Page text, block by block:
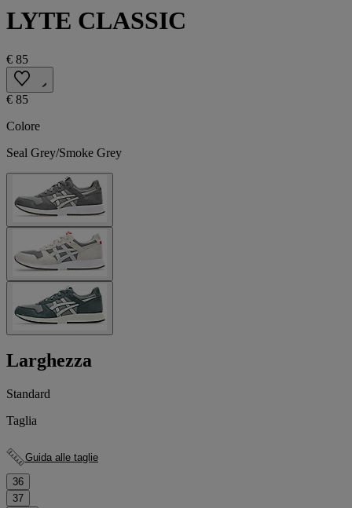
LYTE CLASSIC
€ 85
€ 85
Colore
Seal Grey/Smoke Grey
Larghezza
Standard
Taglia
Guida alle taglie
36
37